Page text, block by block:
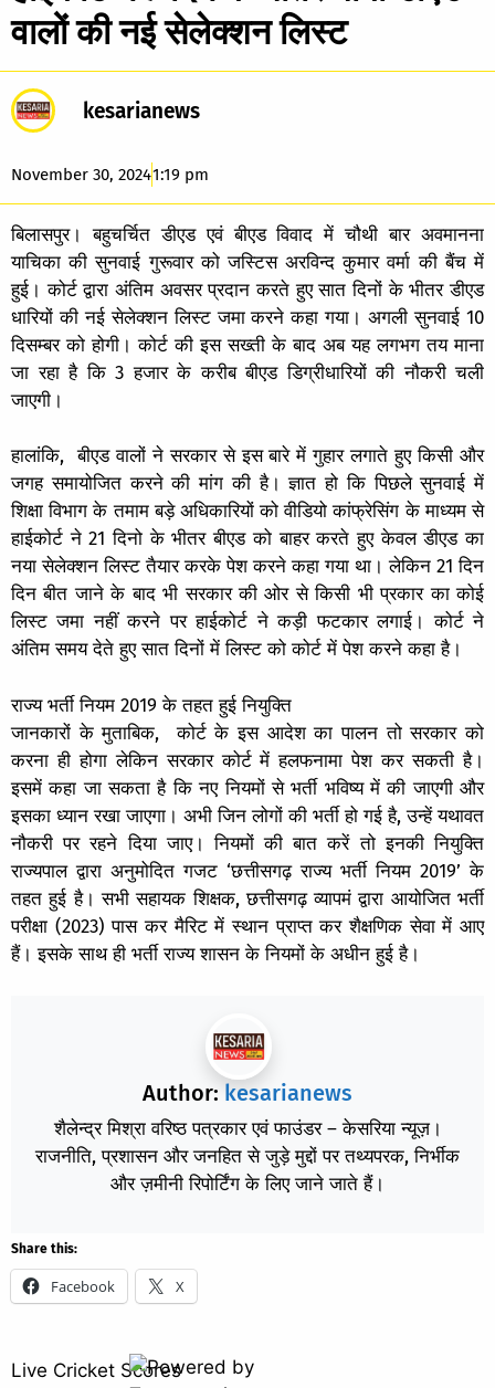
वालों की नई सेलेक्शन लिस्ट
kesarianews
November 30, 20241:19 pm
बिलासपुर। बहुचर्चित डीएड एवं बीएड विवाद में चौथी बार अवमानना
याचिका की सुनवाई गुरूवार को जस्टिस अरविन्द कुमार वर्मा की बैंच में
हुई। कोर्ट द्वारा अंतिम अवसर प्रदान करते हुए सात दिनों के भीतर डीएड
धारियों की नई सेलेक्शन लिस्ट जमा करने कहा गया। अगली सुनवाई 10
दिसम्बर को होगी। कोर्ट की इस सख्ती के बाद अब यह लगभग तय माना
जा रहा है कि 3 हजार के करीब बीएड डिग्रीधारियों की नौकरी चली
जाएगी।
हालांकि, बीएड वालों ने सरकार से इस बारे में गुहार लगाते हुए किसी और
जगह समायोजित करने की मांग की है। ज्ञात हो कि पिछले सुनवाई में
शिक्षा विभाग के तमाम बड़े अधिकारियों को वीडियो कांफ्रेसिंग के माध्यम से
हाईकोर्ट ने 21 दिनो के भीतर बीएड को बाहर करते हुए केवल डीएड का
नया सेलेक्शन लिस्ट तैयार करके पेश करने कहा गया था। लेकिन 21 दिन
दिन बीत जाने के बाद भी सरकार की ओर से किसी भी प्रकार का कोई
लिस्ट जमा नहीं करने पर हाईकोर्ट ने कड़ी फटकार लगाई। कोर्ट ने
अंतिम समय देते हुए सात दिनों में लिस्ट को कोर्ट में पेश करने कहा है।
राज्य भर्ती नियम 2019 के तहत हुई नियुक्ति
जानकारों के मुताबिक, कोर्ट के इस आदेश का पालन तो सरकार को
करना ही होगा लेकिन सरकार कोर्ट में हलफनामा पेश कर सकती है।
इसमें कहा जा सकता है कि नए नियमों से भर्ती भविष्य में की जाएगी और
इसका ध्यान रखा जाएगा। अभी जिन लोगों की भर्ती हो गई है, उन्हें यथावत
नौकरी पर रहने दिया जाए। नियमों की बात करें तो इनकी नियुक्ति
राज्यपाल द्वारा अनुमोदित गजट ‘छत्तीसगढ़ राज्य भर्ती नियम 2019’ के
तहत हुई है। सभी सहायक शिक्षक, छत्तीसगढ़ व्यापमं द्वारा आयोजित भर्ती
परीक्षा (2023) पास कर मैरिट में स्थान प्राप्त कर शैक्षणिक सेवा में आए
हैं। इसके साथ ही भर्ती राज्य शासन के नियमों के अधीन हुई है।
Author: kesarianews
शैलेन्द्र मिश्रा वरिष्ठ पत्रकार एवं फाउंडर – केसरिया न्यूज़।
राजनीति, प्रशासन और जनहित से जुड़े मुद्दों पर तथ्यपरक, निर्भीक
और ज़मीनी रिपोर्टिंग के लिए जाने जाते हैं।
Share this:
Facebook X
Live Cricket Scores